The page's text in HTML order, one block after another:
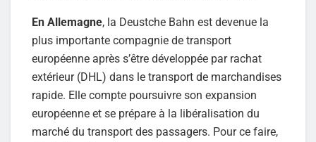
En Allemagne, la Deustche Bahn est devenue la
plus importante compagnie de transport
européenne après s’être développée par rachat
extérieur (DHL) dans le transport de marchandises
rapide. Elle compte poursuivre son expansion
européenne et se prépare à la libéralisation du
marché du transport des passagers. Pour ce faire,